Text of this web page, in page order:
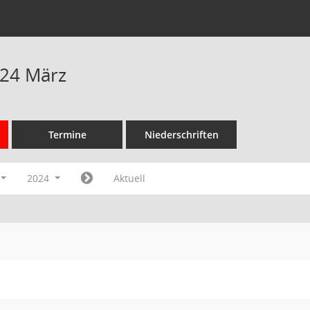
März
Termine Niederschriften
2024 Aktuell